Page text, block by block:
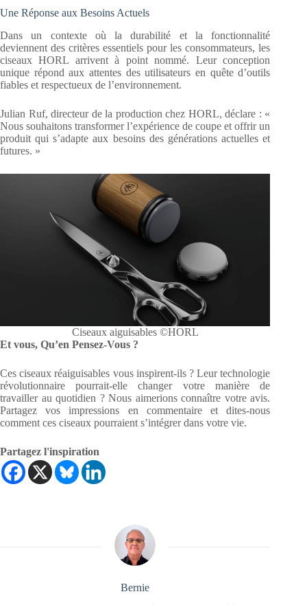
Une Réponse aux Besoins Actuels
Dans un contexte où la durabilité et la fonctionnalité
deviennent des critères essentiels pour les consommateurs, les
ciseaux HORL arrivent à point nommé. Leur conception
unique répond aux attentes des utilisateurs en quête d’outils
fiables et respectueux de l’environnement.
Julian Ruf, directeur de la production chez HORL, déclare : «
Nous souhaitons transformer l’expérience de coupe et offrir un
produit qui s’adapte aux besoins des générations actuelles et
futures. »
Ciseaux aiguisables ©HORL
Et vous, Qu’en Pensez-Vous ?
Ces ciseaux réaiguisables vous inspirent-ils ? Leur technologie
révolutionnaire pourrait-elle changer votre manière de
travailler au quotidien ? Nous aimerions connaître votre avis.
Partagez vos impressions en commentaire et dites-nous
comment ces ciseaux pourraient s’intégrer dans votre vie.
Partagez l'inspiration
Bernie